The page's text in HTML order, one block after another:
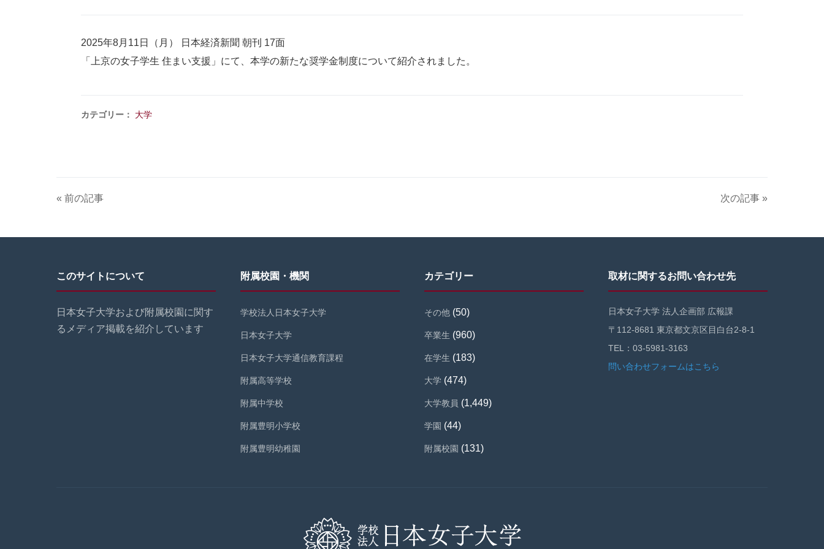
2025年8月11日（月） 日本経済新聞 朝刊 17面
「上京の女子学生 住まい支援」にて、本学の新たな奨学金制度について紹介されました。
カテゴリー： 大学
« 前の記事 次の記事 »
このサイトについて
日本女子大学および附属校園に関す
るメディア掲載を紹介しています
附属校園・機関
学校法人日本女子大学
日本女子大学
日本女子大学通信教育課程
附属高等学校
附属中学校
附属豊明小学校
附属豊明幼稚園
カテゴリー
その他 (50)
卒業生 (960)
在学生 (183)
大学 (474)
大学教員 (1,449)
学園 (44)
附属校園 (131)
取材に関するお問い合わせ先
日本女子大学 法人企画部 広報課
〒112-8681 東京都文京区目白台2-8-1
TEL：03-5981-3163
問い合わせフォームはこちら